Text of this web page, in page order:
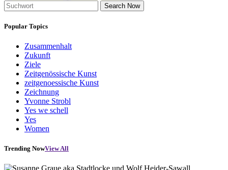
Search Now
Popular Topics
Zusammenhalt
Zukunft
Ziele
Zeitgenössische Kunst
zeitgenoessische Kunst
Zeichnung
Yvonne Strobl
Yes we schell
Yes
Women
Trending NowView All